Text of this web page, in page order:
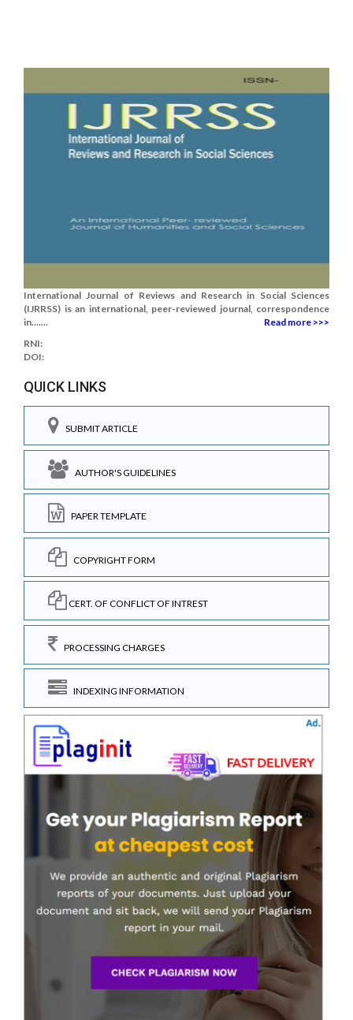
International Journal of Reviews and Research in Social Sciences
(IJRRSS) is an international, peer-reviewed journal, correspondence
in.......
Read more >>>
RNI:
DOI:
QUICK LINKS
SUBMIT ARTICLE
AUTHOR'S GUIDELINES
PAPER TEMPLATE
COPYRIGHT FORM
CERT. OF CONFLICT OF INTREST
PROCESSING CHARGES
INDEXING INFORMATION